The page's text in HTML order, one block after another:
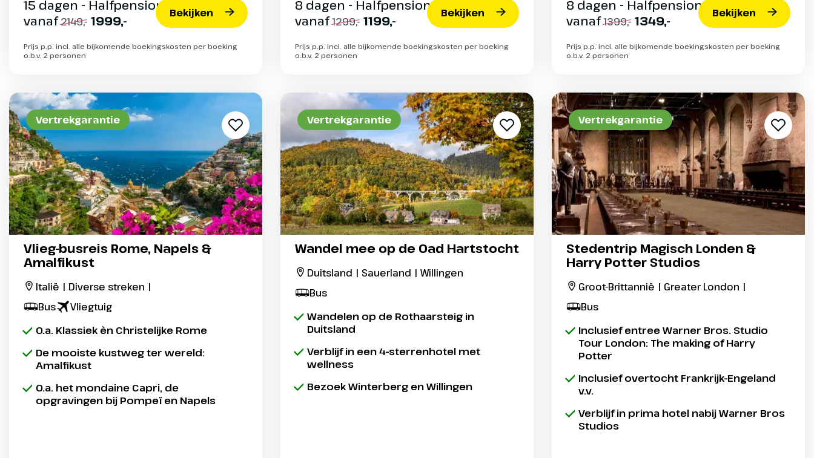
15 dagen - Halfpension
vanaf2149,- 1999,- Bekijken
Prijs p.p. incl. alle bijkomende boekingskosten per boeking
o.b.v. 2 personen
8 dagen - Halfpension
vanaf1299,- 1199,- Bekijken
Prijs p.p. incl. alle bijkomende boekingskosten per boeking
o.b.v. 2 personen
8 dagen - Halfpension
vanaf1399,- 1349,- Bekijken
Prijs p.p. incl. alle bijkomende boekingskosten per boeking
o.b.v. 2 personen
Vertrekgarantie
Vlieg-busreis Rome, Napels &
Amalfikust
Italië | Diverse streken |
Bus
Vliegtuig
O.a. Klassiek èn Christelijke Rome
De mooiste kustweg ter wereld:
Amalfikust
O.a. het mondaine Capri, de
opgravingen bij Pompeï en Napels
Vertrekgarantie
Wandel mee op de Oad Hartstocht
Duitsland | Sauerland | Willingen
Bus
Wandelen op de Rothaarsteig in
Duitsland
Verblijf in een 4-sterrenhotel met
wellness
Bezoek Winterberg en Willingen
Vertrekgarantie
Stedentrip Magisch Londen &
Harry Potter Studios
Groot-Brittannië | Greater London |
Bus
Inclusief entree Warner Bros. Studio
Tour London: The making of Harry
Potter
Inclusief overtocht Frankrijk-Engeland
v.v.
Verblijf in prima hotel nabij Warner Bros
Studios